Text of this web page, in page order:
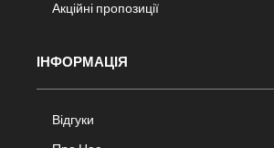
Акційні пропозиції
ІНФОРМАЦІЯ
Відгуки